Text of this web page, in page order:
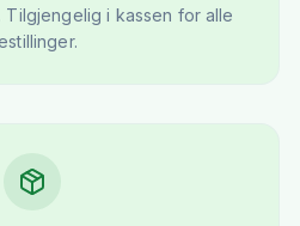
i kassen for alle